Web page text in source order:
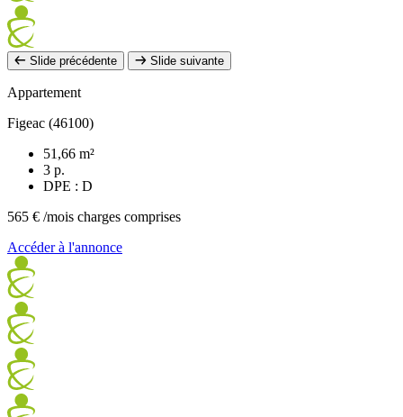
Slide précédente Slide suivante
Appartement
Figeac (46100)
51,66 m²
3 p.
DPE : D
565 € /mois charges comprises
Accéder à l'annonce